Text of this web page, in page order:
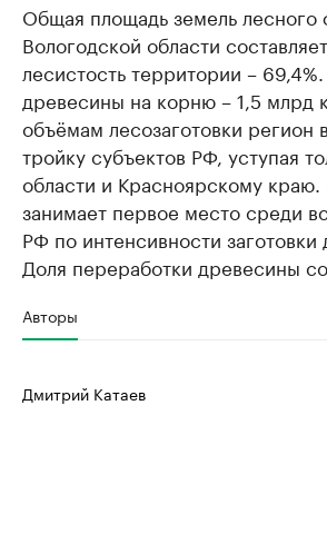
Общая площадь земель лесного
Вологодской области
лесистость территории –
древесины на корню – 1,5 млрд
объёмам лесозаготовки регион
тройку субъектов РФ, уступая
области и Красноярскому
занимает первое место среди
РФ по интенсивности
Доля переработки древесины
Авторы
Дмитрий Катаев